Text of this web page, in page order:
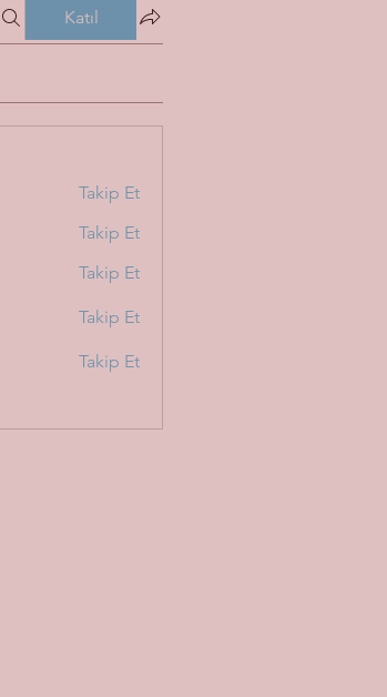
Katıl
Takip Et
Takip Et
Takip Et
Takip Et
Takip Et